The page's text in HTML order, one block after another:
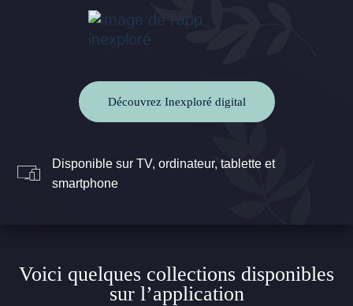
Découvrez Inexploré digital
Disponible sur TV, ordinateur, tablette et
smartphone
Voici quelques collections disponibles
sur l’application